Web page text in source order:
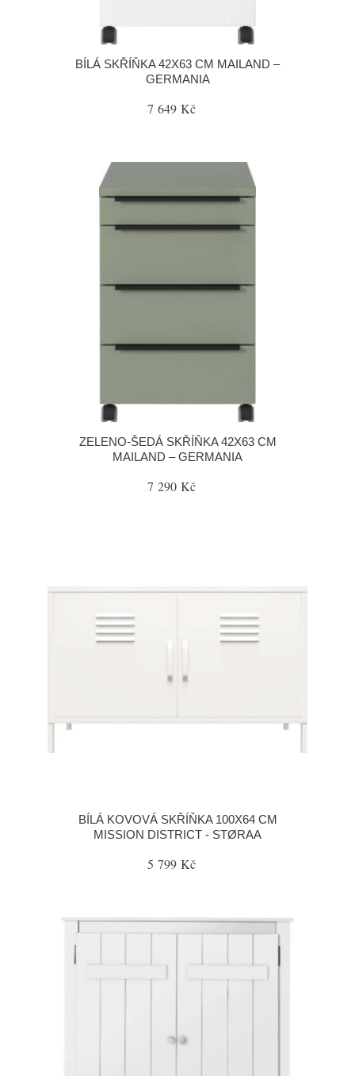
BÍLÁ SKŘÍŇKA 42X63 CM MAILAND –
GERMANIA
7 649 Kč
ZELENO-ŠEDÁ SKŘÍŇKA 42X63 CM
MAILAND – GERMANIA
7 290 Kč
BÍLÁ KOVOVÁ SKŘÍŇKA 100X64 CM
MISSION DISTRICT - STØRAA
5 799 Kč